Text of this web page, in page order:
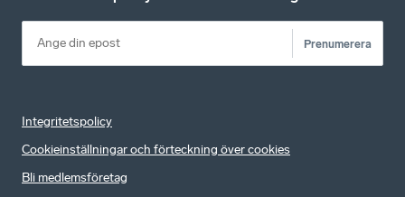
Prenumerera
Integritetspolicy
Cookieinställningar och förteckning över cookies
Bli medlemsföretag